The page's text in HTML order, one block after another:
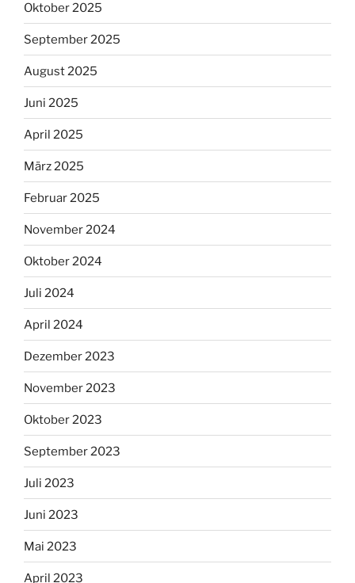
Oktober 2025
September 2025
August 2025
Juni 2025
April 2025
März 2025
Februar 2025
November 2024
Oktober 2024
Juli 2024
April 2024
Dezember 2023
November 2023
Oktober 2023
September 2023
Juli 2023
Juni 2023
Mai 2023
April 2023